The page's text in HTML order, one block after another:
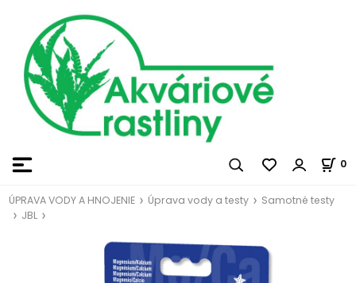
0
ÚPRAVA VODY A HNOJENIE Úprava vody a testy
Samotné testy
JBL